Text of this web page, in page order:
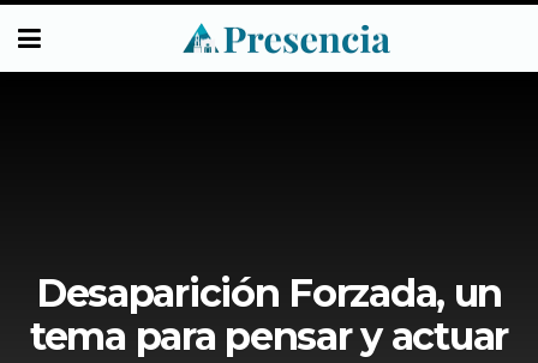
Desaparición Forzada, un
tema para pensar y actuar